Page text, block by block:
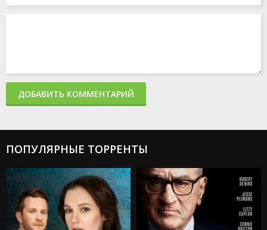
ДОБАВИТЬ КОММЕНТАРИЙ
ПОПУЛЯРНЫЕ ТОРРЕНТЫ